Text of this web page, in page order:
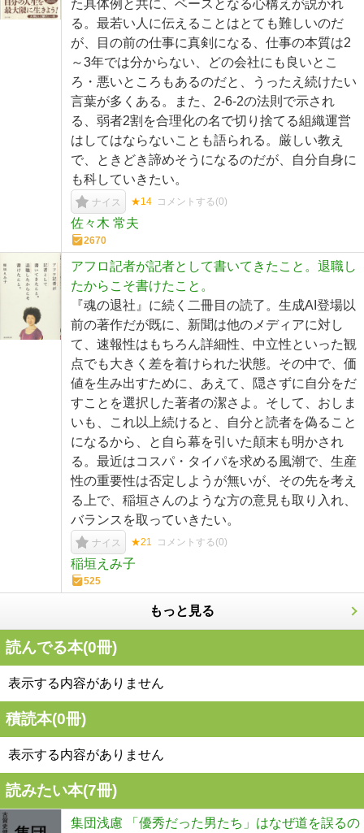
た具体例と共に、ベースとなる心構えが説かれ
る。最若い人に伝えることはとても難しいのだ
が、目の前の仕事に真剣になる、仕事の本質は2
～3年では分からない、どの会社にも良いとこ
ろ・悪いところもあるのだと、うったえ続けたい
言葉が多くある。また、2-6-2の法則で示され
る、弱者2割を合理化の名で切り捨てる組織運営
はしてはならないことも語られる。厳しい教え
で、ときどき諦めそうになるのだが、自分自身に
も科していきたい。
ナイス ★14 コメントする(0)
佐々木 常夫
2670
アフロ記者が記者として書いてきたこと。退職し
たからこそ書けたこと。
『魂の退社』に続く二冊目の読了。生成AI登場以
前の著作だが既に、新聞は他のメディアに対し
て、速報性はもちろん詳細性、中立性といった観
点でも大きく差を着けられた状態。その中で、価
値を生み出すために、あえて、隠さずに自分をだ
すことを選択した著者の潔さよ。そして、おしま
いも、これ以上続けると、自分と読者を偽ること
になるから、と自ら幕を引いた顛末も明かされ
る。最近はコスパ・タイパを求める風潮で、生産
性の重要性は否定しようが無いが、その先を考え
る上で、稲垣さんのような方の意見も取り入れ、
バランスを取っていきたい。
ナイス ★21 コメントする(0)
稲垣えみ子
525
もっと見る
読んでる本(0冊)
表示する内容がありません
積読本(0冊)
表示する内容がありません
読みたい本(7冊)
集団浅慮 「優秀だった男たち」はなぜ道を誤るの